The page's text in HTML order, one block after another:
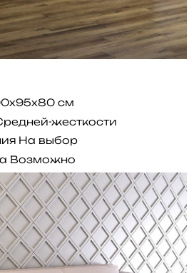
см
жесткости
На выбор
Возможно